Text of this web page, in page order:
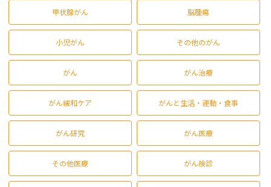
甲状腺がん 脳腫瘍
小児がん その他のがん
がん がん治療
がん緩和ケア がんと生活・運動・食事
がん研究 がん医療
その他医療 がん検診